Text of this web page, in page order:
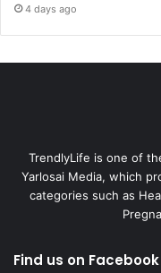
4 days ago
TrendlyLife is one of
Yarlosai Media, which
categories such as
Find us on Facebook